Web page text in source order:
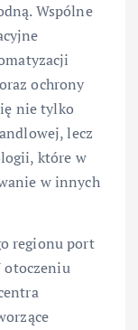
Wspólne
ochrony
nie tylko
lecz
które w
w innych
regionu port
otoczeniu